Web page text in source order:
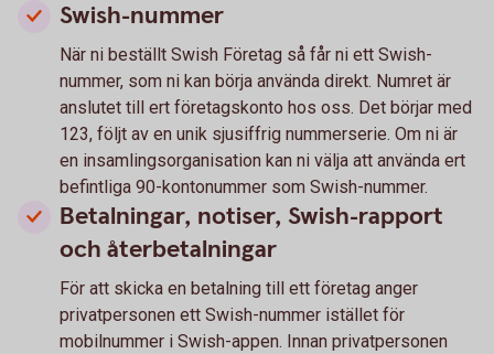
Swish-nummer
När ni beställt Swish Företag så får ni ett Swish-
nummer, som ni kan börja använda direkt. Numret är
anslutet till ert företagskonto hos oss. Det börjar med
123, följt av en unik sjusiffrig nummerserie. Om ni är
en insamlingsorganisation kan ni välja att använda ert
befintliga 90-kontonummer som Swish-nummer.
Betalningar, notiser, Swish-rapport
och återbetalningar
För att skicka en betalning till ett företag anger
privatpersonen ett Swish-nummer istället för
mobilnummer i Swish-appen. Innan privatpersonen